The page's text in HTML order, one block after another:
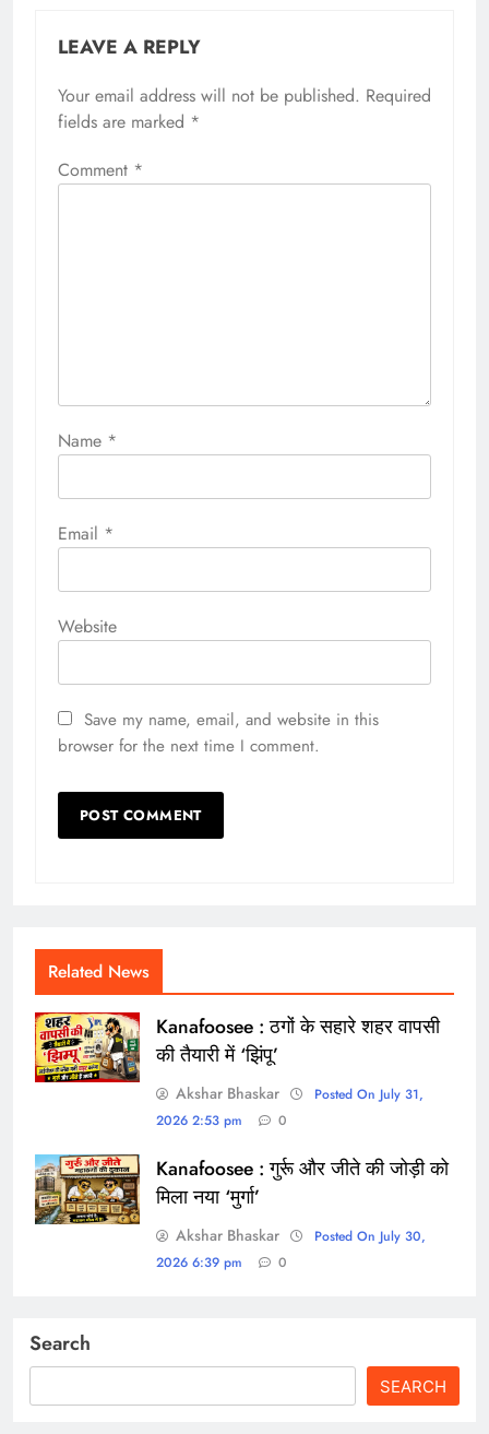
LEAVE A REPLY
Your email address will not be published. Required
fields are marked *
Comment *
Name *
Email *
Website
Save my name, email, and website in this
browser for the next time I comment.
Related News
Kanafoosee : ठगों के सहारे शहर वापसी
की तैयारी में ‘झिंपू’
Akshar Bhaskar
Posted On July 31,
2026 2:53 pm
0
Kanafoosee : गुर्रू और जीते की जोड़ी को
मिला नया ‘मुर्गा’
Akshar Bhaskar
Posted On July 30,
2026 6:39 pm
0
Search
SEARCH